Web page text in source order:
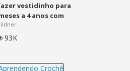
vestidinho para
a 4 anos com
93K